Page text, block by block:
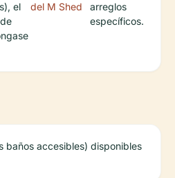
el
del M Shed
arreglos
específicos.
baños accesibles) disponibles